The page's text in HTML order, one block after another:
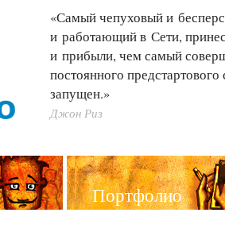
«Самый чепуховый и
и работающий в Сети,
и прибыли, чем самый
постоянного
запущен.»
Джон Риз
Портфолио